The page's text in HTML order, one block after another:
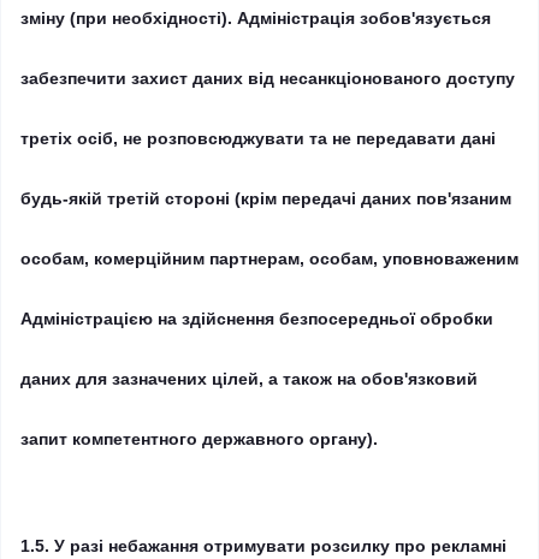
зміну (при необхідності). Адміністрація зобов'язується
забезпечити захист даних від несанкціонованого доступу
третіх осіб, не розповсюджувати та не передавати дані
будь-якій третій стороні (крім передачі даних пов'язаним
особам, комерційним партнерам, особам, уповноваженим
Адміністрацією на здійснення безпосередньої обробки
даних для зазначених цілей, а також на обов'язковий
запит компетентного державного органу).
1.5. У разі небажання отримувати розсилку про рекламні